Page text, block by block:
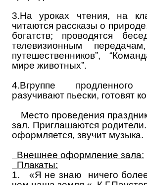
3.На уроках чтения, на
читаются рассказы о
богатств; проводятся
телевизионным
путешественников”,
мире животных”.
4.Вгруппе
разучивают пьески, готовят
Место проведения
зал. Приглашаются
оформляется, звучит музыка.
Внешнее оформление зала:
Плакаты:
1.
«Я не знаю ничего